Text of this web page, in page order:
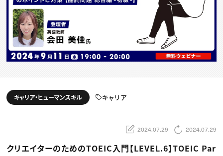
CREATIVE JOB求人検索
特集求人
採用説明会
転職支援サービス
CONTENTS
スキルアップしたい！
動画配信・映像制作
編集・ライティング
ディレクション
TOP Creator’s コラム トップ
Webクリエイター
ゲームクリエイター
クリエイターインタビュー
C＆R Magazine
セミナー
ニュース・トレンド トップ
Web
キャリア・ヒューマンスキル キャリア
2024.07.29 2024.07.29
クリエイターのためのTOEIC入門【LEVEL.6】TOEIC Par